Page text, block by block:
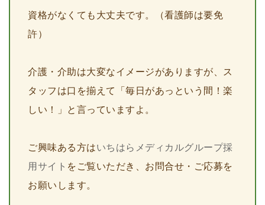
資格がなくても大丈夫です。（看護師は要免
許）
介護・介助は大変なイメージがありますが、ス
タッフは口を揃えて「毎日があっという間！楽
しい！」と言っていますよ。
ご興味ある方はいちはらメディカルグループ採
用サイト をご覧いただき、お問合せ・ご応募を
お願いします。